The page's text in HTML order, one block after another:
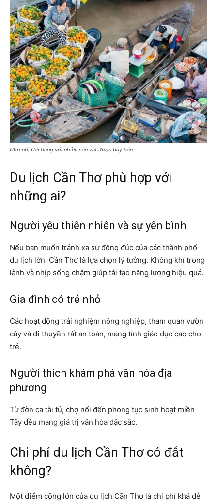
Chợ nổi Cái Răng với nhiều sản vật được bày bán
Du lịch Cần Thơ phù hợp với
những ai?
Người yêu thiên nhiên và sự yên bình
Nếu bạn muốn tránh xa sự đông đúc của các thành phố
du lịch lớn, Cần Thơ là lựa chọn lý tưởng. Không khí trong
lành và nhịp sống chậm giúp tái tạo năng lượng hiệu quả.
Gia đình có trẻ nhỏ
Các hoạt động trải nghiệm nông nghiệp, tham quan vườn
cây và đi thuyền rất an toàn, mang tính giáo dục cao cho
trẻ.
Người thích khám phá văn hóa địa
phương
Từ đờn ca tài tử, chợ nổi đến phong tục sinh hoạt miền
Tây đều mang giá trị văn hóa đặc sắc.
Chi phí du lịch Cần Thơ có đắt
không?
Một điểm cộng lớn của du lịch Cần Thơ là chi phí khá dễ